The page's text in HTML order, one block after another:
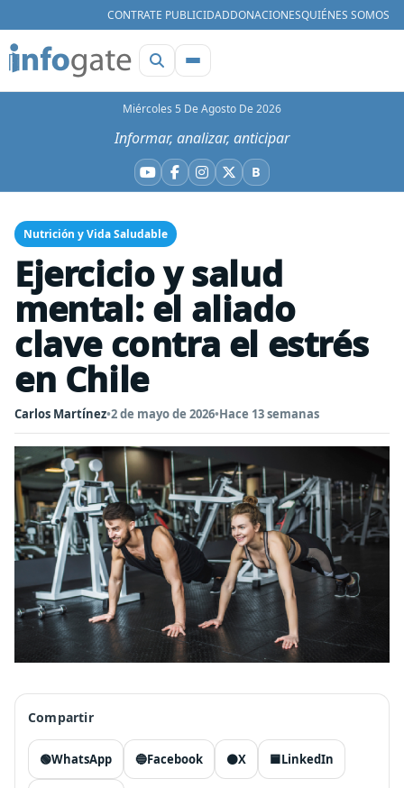
CONTRATE PUBLICIDADDONACIONESQUIÉNES SOMOS
Miércoles 5 De Agosto De 2026
Informar, analizar, anticipar
YouTube
Facebook
Instagram
X BBluesky
Nutrición y Vida Saludable
Ejercicio y salud
mental: el aliado
clave contra el estrés
en Chile
Carlos Martínez•2 de mayo de 2026•Hace 13 semanas
Compartir
🟢WhatsApp 🔵Facebook ⚫X 🟦LinkedIn